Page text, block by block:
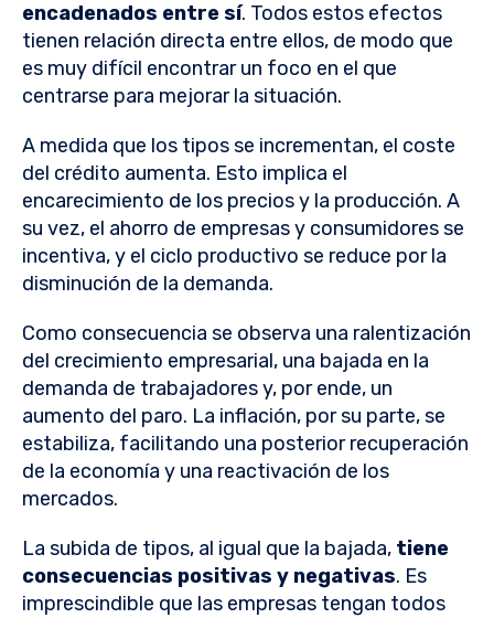
encadenados entre sí. Todos estos efectos
tienen relación directa entre ellos, de modo que
es muy difícil encontrar un foco en el que
centrarse para mejorar la situación.
A medida que los tipos se incrementan, el coste
del crédito aumenta. Esto implica el
encarecimiento de los precios y la producción. A
su vez, el ahorro de empresas y consumidores se
incentiva, y el ciclo productivo se reduce por la
disminución de la demanda.
Como consecuencia se observa una ralentización
del crecimiento empresarial, una bajada en la
demanda de trabajadores y, por ende, un
aumento del paro. La inflación, por su parte, se
estabiliza, facilitando una posterior recuperación
de la economía y una reactivación de los
mercados.
La subida de tipos, al igual que la bajada, tiene
consecuencias positivas y negativas. Es
imprescindible que las empresas tengan todos